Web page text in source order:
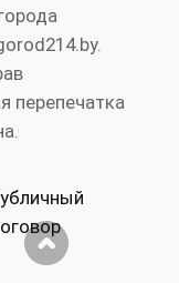
перепечатка